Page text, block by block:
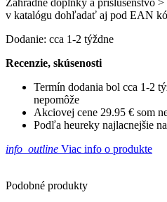
v katalógu dohľadať aj pod EAN
Dodanie: cca 1-2 týždne
Recenzie, skúsenosti
Termín dodania bol cca 1-2
nepomôže
Akciovej cene 29.95 € som
Podľa heureky najlacnejšie
info_outline Viac info o produkte
Podobné produkty